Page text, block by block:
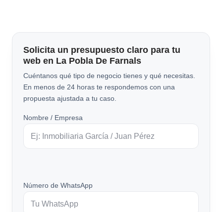
Solicita un presupuesto claro para tu
web en La Pobla De Farnals
Cuéntanos qué tipo de negocio tienes y qué necesitas.
En menos de 24 horas te respondemos con una
propuesta ajustada a tu caso.
Nombre / Empresa
Número de WhatsApp